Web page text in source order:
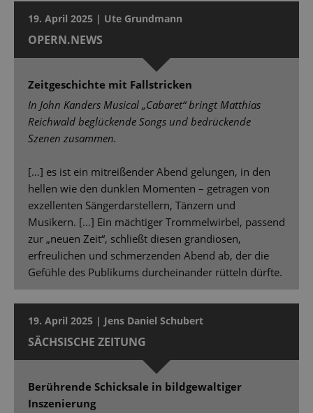
19. April 2025 | Ute Grundmann
OPERN.NEWS
Zeitgeschichte mit Fallstricken
In John Kanders Musical „Cabaret“ bringt Matthias
Reichwald beglückende Songs und bedrückende
Szenen zusammen.
[…] es ist ein mitreißender Abend gelungen, in den
hellen wie den dunklen Momenten – getragen von
exzellenten Sängerdarstellern, Tänzern und
Musikern. […] Ein mächtiger Trommelwirbel, passend
zur „neuen Zeit“, schließt diesen grandiosen,
erfreulichen und schmerzenden Abend ab, der die
Gefühle des Publikums durcheinander rütteln dürfte.
19. April 2025 | Jens Daniel Schubert
SÄCHSISCHE ZEITUNG
Berührende Schicksale in bildgewaltiger
Inszenierung